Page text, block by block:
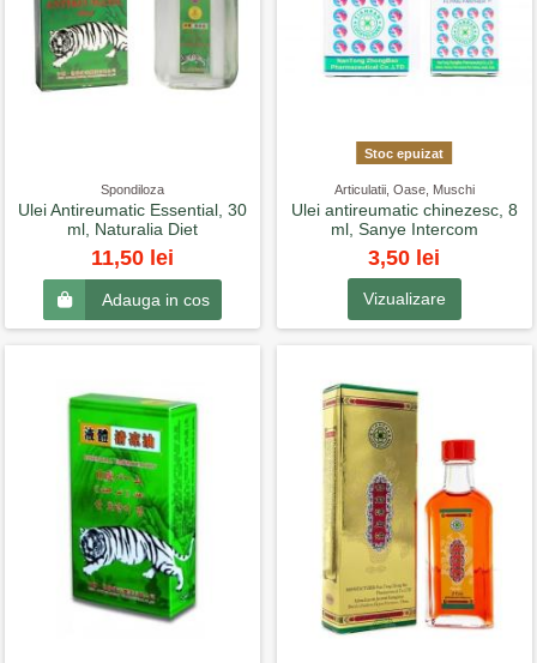
Spondiloza
Ulei Antireumatic Essential, 30
ml, Naturalia Diet
11,50 lei
Adauga in cos
Stoc epuizat
Articulatii, Oase, Muschi
Ulei antireumatic chinezesc, 8
ml, Sanye Intercom
3,50 lei
Vizualizare